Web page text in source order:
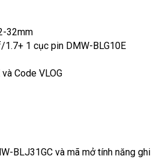
32mm
1 cục pin DMW-BLG10E
Code VLOG
BLJ31GC và mã mở tính năng ghi